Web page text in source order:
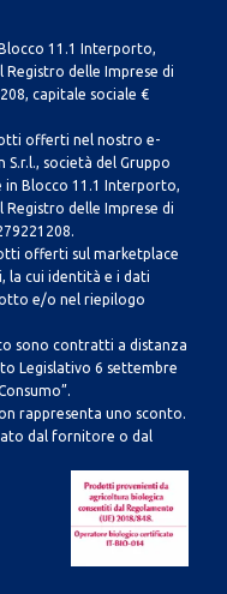
11.1 Interporto,
delle Imprese di
capitale sociale €
offerti nel nostro e-
società del Gruppo
in Blocco 11.1 Interporto,
delle Imprese di
offerti sul marketplace
la cui identità e i dati
e/o nel riepilogo
sono contratti a distanza
Legislativo 6 settembre
rappresenta uno sconto.
dal fornitore o dal